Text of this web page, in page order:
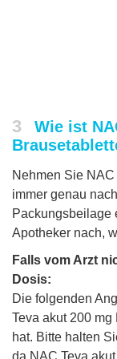
3
Wie ist
Nehmen Sie
immer genau
Packungsbeilage
Apotheker nach,
Falls vom Arzt
Dosis:
Die folgenden
Teva akut 200
hat. Bitte halten
da NAC Teva